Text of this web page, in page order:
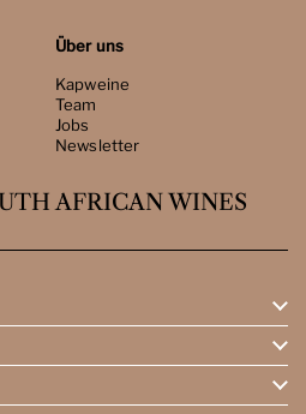
Über uns
Kapweine
Team
Jobs
Newsletter
AFRICAN WINES